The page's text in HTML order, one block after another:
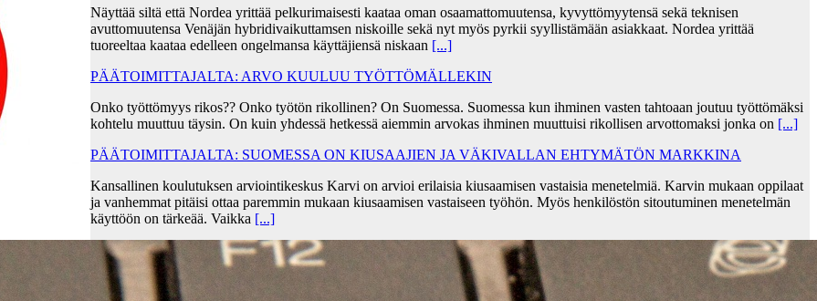
Näyttää siltä että Nordea yrittää pelkurimaisesti kaataa oman osaamattomuutensa, kyvyttömyytensä sekä teknisen
avuttomuutensa Venäjän hybridivaikuttamsen niskoille sekä nyt myös pyrkii syyllistämään asiakkaat. Nordea yrittää
tuoreeltaa kaataa edelleen ongelmansa käyttäjiensä niskaan [...]
PÄÄTOIMITTAJALTA: ARVO KUULUU TYÖTTÖMÄLLEKIN
Onko työttömyys rikos?? Onko työtön rikollinen? On Suomessa. Suomessa kun ihminen vasten tahtoaan joutuu työttömäksi
kohtelu muuttuu täysin. On kuin yhdessä hetkessä aiemmin arvokas ihminen muuttuisi rikollisen arvottomaksi jonka on [...]
PÄÄTOIMITTAJALTA: SUOMESSA ON KIUSAAJIEN JA VÄKIVALLAN EHTYMÄTÖN MARKKINA
Kansallinen koulutuksen arviointikeskus Karvi on arvioi erilaisia kiusaamisen vastaisia menetelmiä. Karvin mukaan oppilaat
ja vanhemmat pitäisi ottaa paremmin mukaan kiusaamisen vastaiseen työhön. Myös henkilöstön sitoutuminen menetelmän
käyttöön on tärkeää. Vaikka [...]